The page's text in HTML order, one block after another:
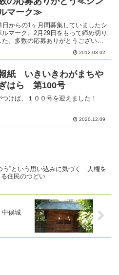
マーク≫
日からの1ヶ月間募集していましたシ
ルマーク。2月29日をもって締め切り
た。多数の応募ありがとうございま
。3月16日に選考委員会を開催し、最
作品１点と優秀作品２点を決定しま
か？今し...
2012.03.02
紙 いきいきわがまちや
はら 第100号
つけば、１００号を迎えました！
2020.12.09
う”という思い込みに気づく 人権を
住民のつどい
俣城